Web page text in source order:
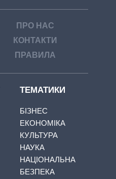
ПРО НАС
КОНТАКТИ
ПРАВИЛА
ТЕМАТИКИ
БІЗНЕС
ЕКОНОМІКА
КУЛЬТУРА
НАУКА
НАЦІОНАЛЬНА
БЕЗПЕКА